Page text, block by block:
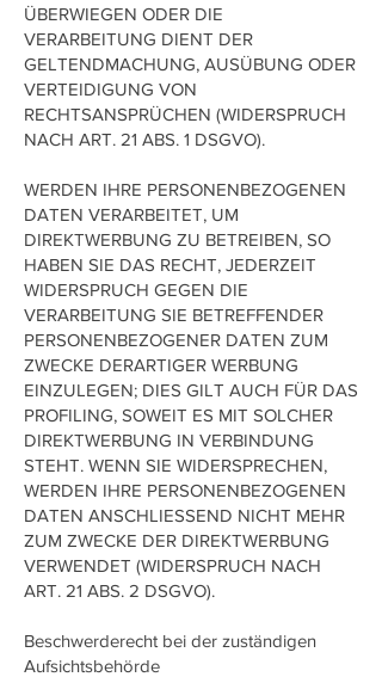
ÜBERWIEGEN ODER DIE
VERARBEITUNG DIENT DER
GELTENDMACHUNG, AUSÜBUNG ODER
VERTEIDIGUNG VON
RECHTSANSPRÜCHEN (WIDERSPRUCH
NACH ART. 21 ABS. 1 DSGVO).
WERDEN IHRE PERSONENBEZOGENEN
DATEN VERARBEITET, UM
DIREKTWERBUNG ZU BETREIBEN, SO
HABEN SIE DAS RECHT, JEDERZEIT
WIDERSPRUCH GEGEN DIE
VERARBEITUNG SIE BETREFFENDER
PERSONENBEZOGENER DATEN ZUM
ZWECKE DERARTIGER WERBUNG
EINZULEGEN; DIES GILT AUCH FÜR DAS
PROFILING, SOWEIT ES MIT SOLCHER
DIREKTWERBUNG IN VERBINDUNG
STEHT. WENN SIE WIDERSPRECHEN,
WERDEN IHRE PERSONENBEZOGENEN
DATEN ANSCHLIESSEND NICHT MEHR
ZUM ZWECKE DER DIREKTWERBUNG
VERWENDET (WIDERSPRUCH NACH
ART. 21 ABS. 2 DSGVO).
Beschwerderecht bei der zuständigen
Aufsichtsbehörde